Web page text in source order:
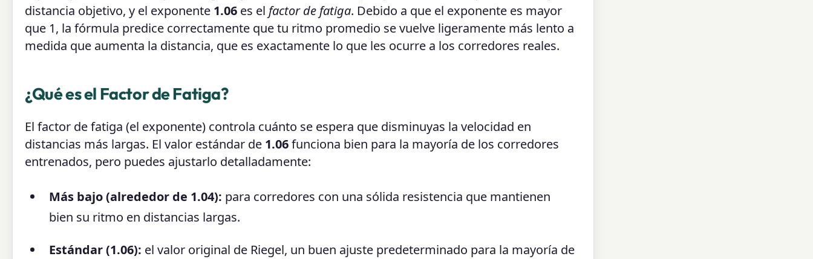
distancia objetivo, y el exponente 1.06 es el factor de fatiga. Debido a que el exponente es mayor
que 1, la fórmula predice correctamente que tu ritmo promedio se vuelve ligeramente más lento a
medida que aumenta la distancia, que es exactamente lo que les ocurre a los corredores reales.
¿Qué es el Factor de Fatiga?
El factor de fatiga (el exponente) controla cuánto se espera que disminuyas la velocidad en
distancias más largas. El valor estándar de 1.06funciona bien para la mayoría de los corredores
entrenados, pero puedes ajustarlo detalladamente:
Más bajo (alrededor de 1.04): para corredores con una sólida resistencia que mantienen
bien su ritmo en distancias largas.
Estándar (1.06): el valor original de Riegel, un buen ajuste predeterminado para la mayoría de